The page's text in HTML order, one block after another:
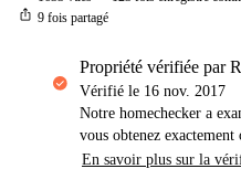
ios_share 9 fois partagé
propriété vérifiée par
Vérifié le 16 nov. 2017
Notre homechecker a
vous obtenez
En savoir plus sur la